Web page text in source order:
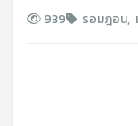
939 รอมฎอน,